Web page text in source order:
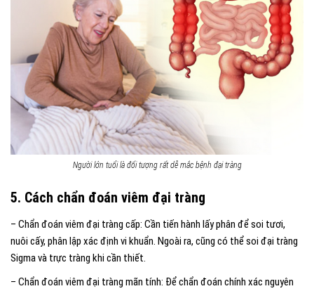
Người lớn tuổi là đối tượng rất dễ mắc bệnh đại tràng
5. Cách chẩn đoán viêm đại tràng
– Chẩn đoán viêm đại tràng cấp: Cần tiến hành lấy phân để soi tươi,
nuôi cấy, phân lập xác định vi khuẩn. Ngoài ra, cũng có thể soi đại tràng
Sigma và trực tràng khi cần thiết.
– Chẩn đoán viêm đại tràng mãn tính: Để chẩn đoán chính xác nguyên